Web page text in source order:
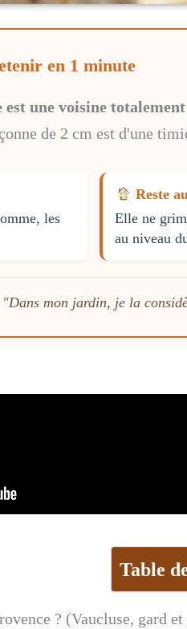
en 1 minute
est une voisine
de 2 cm est d'une
les
Reste
Elle ne
au niveau
"Dans mon jardin, je la
Table
? (Vaucluse, gard